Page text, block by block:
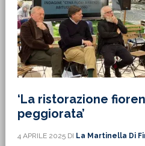
‘La ristorazione
peggiorata’
4 APRILE 2025DI La Martinella Di